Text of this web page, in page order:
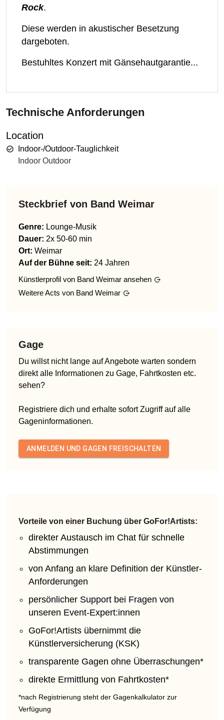
Rock.
Diese werden in akustischer Besetzung
dargeboten.
Bestuhltes Konzert mit Gänsehautgarantie...
Technische Anforderungen
Location
Indoor-/Outdoor-Tauglichkeit
Indoor Outdoor
Steckbrief von Band Weimar
Genre: Lounge-Musik
Dauer: 2x 50-60 min
Ort: Weimar
Auf der Bühne seit: 24 Jahren
Künstlerprofil von Band Weimar ansehen
Weitere Acts von Band Weimar
Gage
Du willst nicht lange auf Angebote warten sondern
direkt alle Informationen zu Gage, Fahrtkosten etc.
sehen?
Registriere dich und erhalte sofort Zugriff auf alle
Gageninformationen.
ANMELDEN UND GAGEN FREISCHALTEN
Vorteile von einer Buchung über GoFor!Artists:
direkter Austausch im Chat für schnelle
Abstimmungen
von Anfang an klare Definition der Künstler-
Anforderungen
persönlicher Support bei Fragen von
unseren Event-Expert:innen
GoFor!Artists übernimmt die
Künstlerversicherung (KSK)
transparente Gagen ohne Überraschungen*
direkte Ermittlung von Fahrtkosten*
*nach Registrierung steht der Gagenkalkulator zur
Verfügung